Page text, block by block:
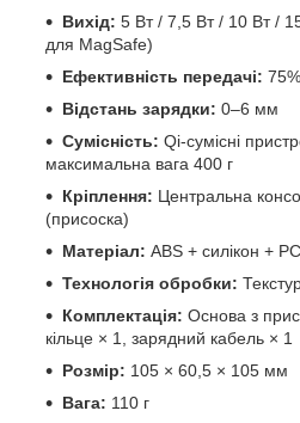
Вихід: 5 Вт / 7,5 Вт / 10 Вт /
для MagSafe)
Ефективність передачі: 75%
Відстань зарядки: 0–6 мм
Сумісність: Qi-сумісні
максимальна вага 400 г
Кріплення: Центральна
(присоска)
Матеріал: ABS + силікон +
Технологія обробки:
Комплектація: Основа з
кільце × 1, зарядний кабель × 1
Розмір: 105 × 60,5 × 105 мм
Вага: 110 г